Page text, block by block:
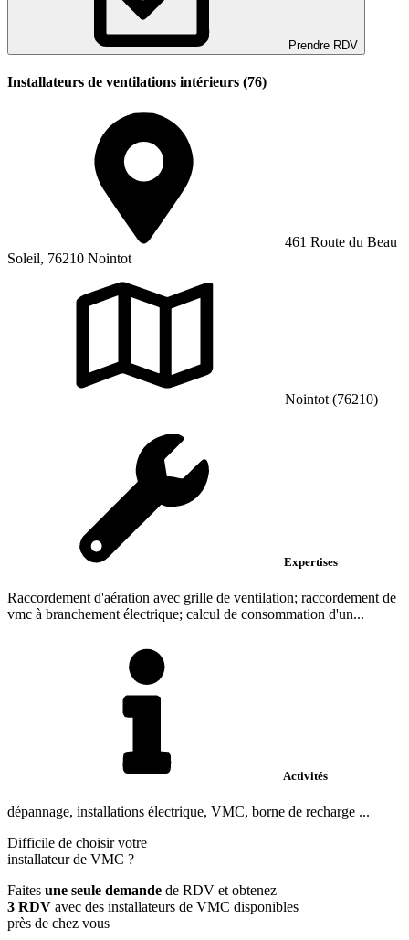
Prendre RDV
Installateurs de ventilations intérieurs (76)
461 Route du Beau
Soleil, 76210 Nointot
Nointot (76210)
Expertises
Raccordement d'aération avec grille de ventilation; raccordement de
vmc à branchement électrique; calcul de consommation d'un...
Activités
dépannage, installations électrique, VMC, borne de recharge ...
Difficile de choisir votre
installateur de VMC ?
Faites une seule demande de RDV et obtenez
3 RDV avec des installateurs de VMC disponibles
près de chez vous